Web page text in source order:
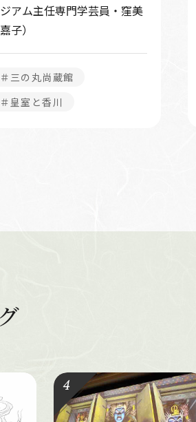
アム主任専門学芸員・窪美
子）
＃三の丸尚蔵館
＃皇室と香川